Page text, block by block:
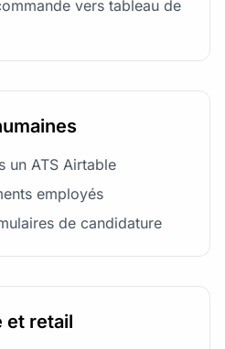
vers tableau de
un ATS Airtable
employés
de candidature
et retail